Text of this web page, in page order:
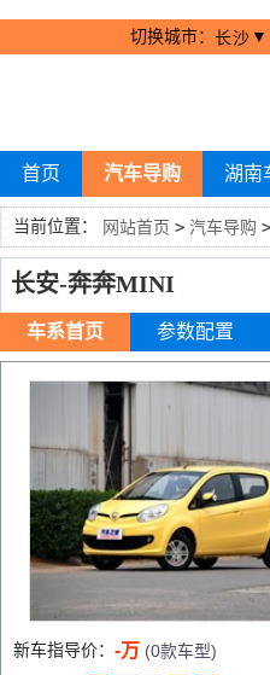
切换城市： 长沙 ▼
首页 汽车导购 湖南
当前位置： 网站首页 > 汽车导购 >
长安-奔奔MINI
车系首页 参数配置
新车指导价： -万 (0款车型)